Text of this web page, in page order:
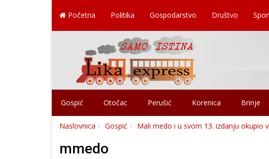
Početna Politika Gospodarstvo Društvo
Gospić Otočac Perušić Korenica Brinje
Naslovnica Gospić Mali medo i u svom 13. izdanju okupio
mmedo